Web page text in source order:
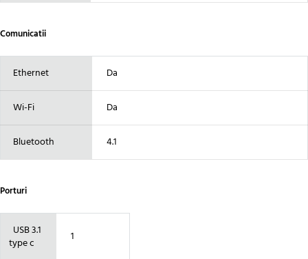
Comunicatii
Ethernet Da
Wi-Fi Da
Bluetooth 4.1
Porturi
USB 3.1
type c
1